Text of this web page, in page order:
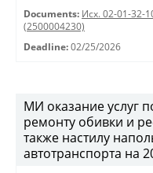
Documents: Исх. 02-01-32-
(2500004230)
Deadline: 02/25/2026
МИ оказание услуг
ремонту обивки и
также настилу
автотранспорта на